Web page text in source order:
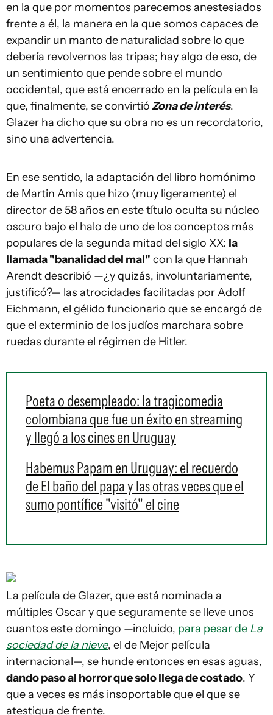
en la que por momentos parecemos anestesiados
frente a él, la manera en la que somos capaces de
expandir un manto de naturalidad sobre lo que
debería revolvernos las tripas; hay algo de eso, de
un sentimiento que pende sobre el mundo
occidental, que está encerrado en la película en la
que, finalmente, se convirtióZona de interés.
Glazer ha dicho que su obra no es un recordatorio,
sino una advertencia.
En ese sentido, la adaptación del libro homónimo
de Martin Amis que hizo (muy ligeramente) el
director de 58 años en este título oculta su núcleo
oscuro bajo el halo de uno de los conceptos más
populares de la segunda mitad del siglo XX: la
llamada "banalidad del mal" con la que Hannah
Arendt describió —¿y quizás, involuntariamente,
justificó?— las atrocidades facilitadas por Adolf
Eichmann, el gélido funcionario que se encargó de
que el exterminio de los judíos marchara sobre
ruedas durante el régimen de Hitler.
Poeta o desempleado: la tragicomedia
colombiana que fue un éxito en streaming
y llegó a los cines en Uruguay
Habemus Papam en Uruguay: el recuerdo
de El baño del papa y las otras veces que el
sumo pontífice "visitó" el cine
La película de Glazer, que está nominada a
múltiples Oscar y que seguramente se lleve unos
cuantos este domingo —incluido, para pesar de La
sociedad de la nieve, el de Mejor película
internacional—, se hunde entonces en esas aguas,
dando paso al horror que solo llega de costado. Y
que a veces es más insoportable que el que se
atestigua de frente.